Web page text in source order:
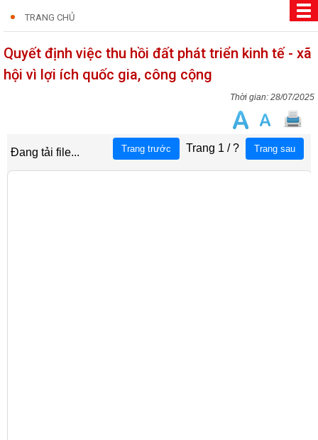
TRANG CHỦ
Quyết định việc thu hồi đất phát triển kinh tế - xã
hội vì lợi ích quốc gia, công cộng
28/07/2025